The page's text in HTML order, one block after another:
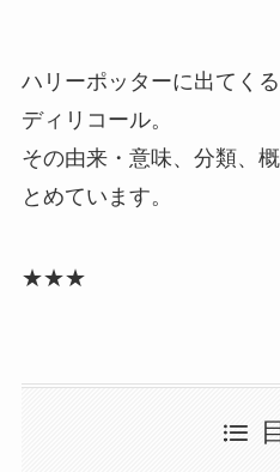
ハリーポッターに出てく
ディリコール。
その由来・意味、分類、
とめています。
★★★